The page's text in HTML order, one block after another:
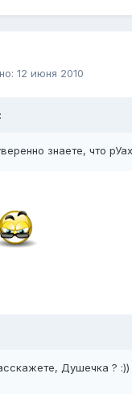
12 июня 2010
знаете, что
Душечка ? :))